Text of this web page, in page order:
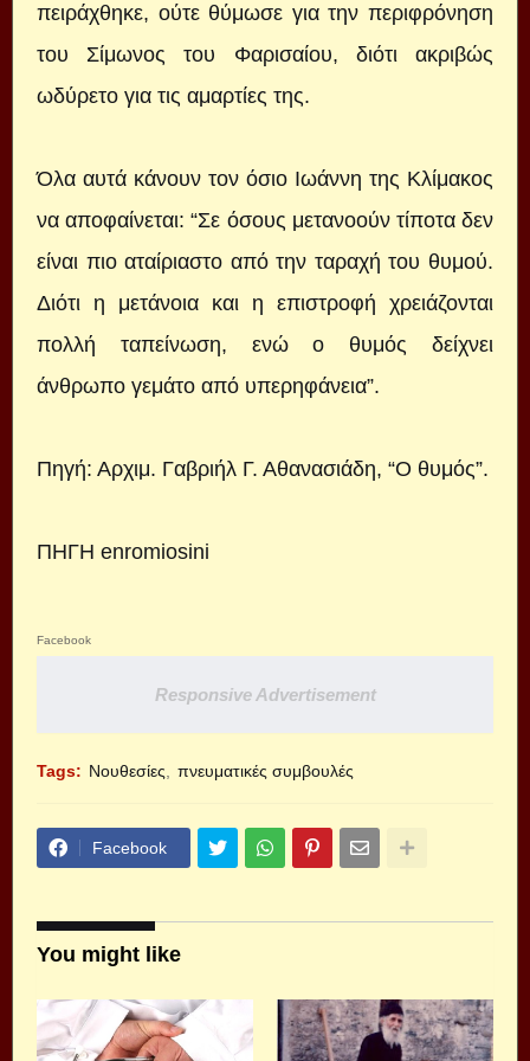
πειράχθηκε, ούτε θύμωσε για την περιφρόνηση
του Σίμωνος του Φαρισαίου, διότι ακριβώς
ωδύρετο για τις αμαρτίες της.
Όλα αυτά κάνουν τον όσιο Ιωάννη της Κλίμακος
να αποφαίνεται: “Σε όσους μετανοούν τίποτα δεν
είναι πιο αταίριαστο από την ταραχή του θυμού.
Διότι η μετάνοια και η επιστροφή χρειάζονται
πολλή ταπείνωση, ενώ ο θυμός δείχνει
άνθρωπο γεμάτο από υπερηφάνεια”.
Πηγή: Αρχιμ. Γαβριήλ Γ. Αθανασιάδη, “Ο θυμός”.
ΠΗΓΗ enromiosini
Facebook
Responsive Advertisement
Tags: Νουθεσίες πνευματικές συμβουλές
Facebook
You might like